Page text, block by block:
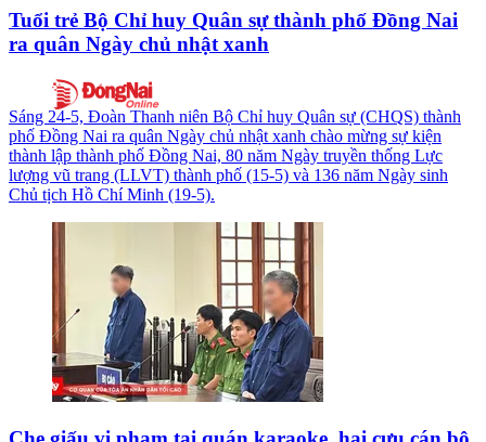
Tuổi trẻ Bộ Chỉ huy Quân sự thành phố Đồng Nai
ra quân Ngày chủ nhật xanh
Sáng 24-5, Đoàn Thanh niên Bộ Chỉ huy Quân sự (CHQS) thành
phố Đồng Nai ra quân Ngày chủ nhật xanh chào mừng sự kiện
thành lập thành phố Đồng Nai, 80 năm Ngày truyền thống Lực
lượng vũ trang (LLVT) thành phố (15-5) và 136 năm Ngày sinh
Chủ tịch Hồ Chí Minh (19-5).